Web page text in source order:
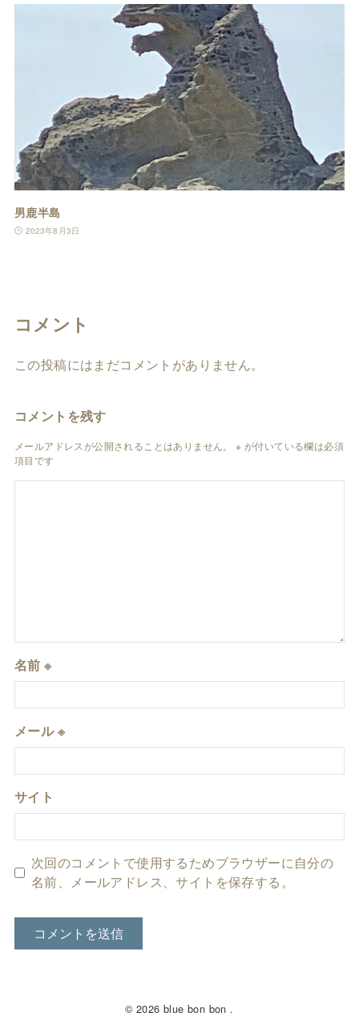
男鹿半島
2023年8月3日
コメント
この投稿にはまだコメントがありません。
コメントを残す
メールアドレスが公開されることはありません。 ※ が付いている欄は必須
項目です
名前※
メール※
サイト
次回のコメントで使用するためブラウザーに自分の
名前、メールアドレス、サイトを保存する。
© 2026 blue bon bon .